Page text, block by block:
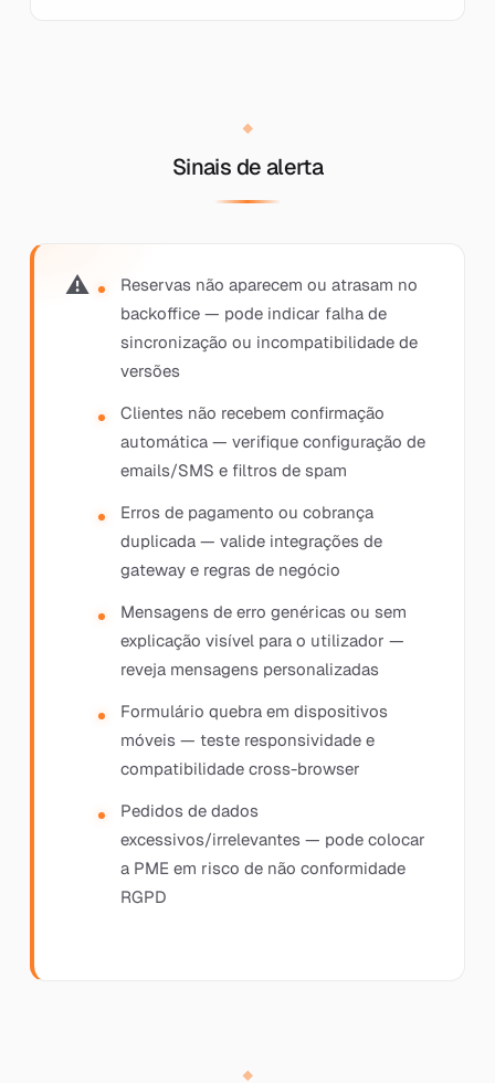
Sinais de alerta
Reservas não aparecem ou atrasam no
backoffice — pode indicar falha de
sincronização ou incompatibilidade de
versões
Clientes não recebem confirmação
automática — verifique configuração de
emails/SMS e filtros de spam
Erros de pagamento ou cobrança
duplicada — valide integrações de
gateway e regras de negócio
Mensagens de erro genéricas ou sem
explicação visível para o utilizador —
reveja mensagens personalizadas
Formulário quebra em dispositivos
móveis — teste responsividade e
compatibilidade cross-browser
Pedidos de dados
excessivos/irrelevantes — pode colocar
a PME em risco de não conformidade
RGPD